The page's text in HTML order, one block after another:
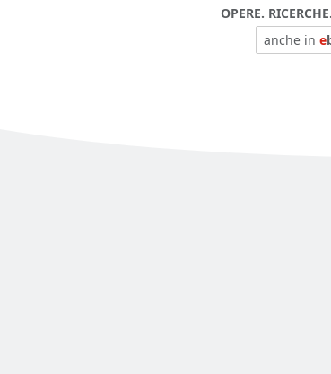
OPERE.
anche in e